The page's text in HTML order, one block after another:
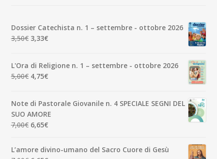
Dossier Catechista n. 1 – settembre - ottobre 2026
3,50€ Il
era:
3,50€.
3,33€Il
è:
3,33€.
L'Ora di Religione n. 1 – settembre - ottobre 2026
5,00€ Il
era:
5,00€.
4,75€Il
è:
4,75€.
Note di Pastorale Giovanile n. 4 SPECIALE SEGNI DEL
SUO AMORE
7,00€ Il
originale
era:
6,65€Il
attuale
è:
L’amore divino-umano del Sacro Cuore di Gesù